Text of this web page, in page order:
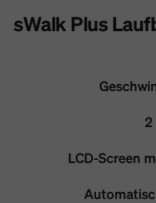
sWalk Plus
2
LCD-Screen